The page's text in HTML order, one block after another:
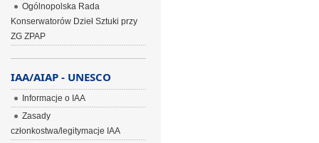
Ogólnopolska Rada
Konserwatorów Dzieł Sztuki przy
ZG ZPAP
IAA/AIAP - UNESCO
Informacje o IAA
Zasady
członkostwa/legitymacje IAA